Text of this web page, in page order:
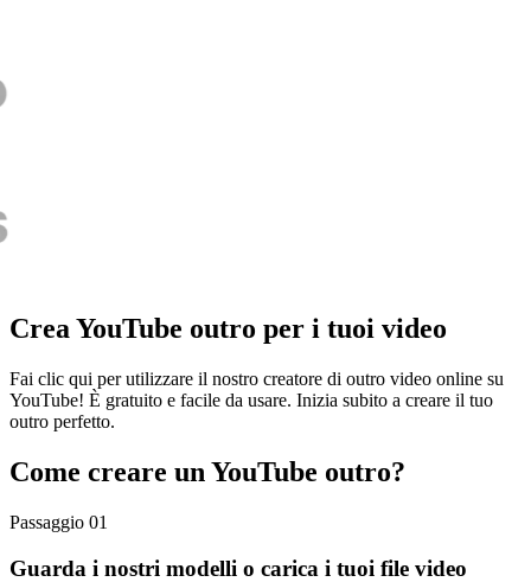
Crea YouTube outro per i tuoi video
Fai clic qui per utilizzare il nostro creatore di outro video online su
YouTube! È gratuito e facile da usare. Inizia subito a creare il tuo
outro perfetto.
Come creare un YouTube outro?
Passaggio 01
Guarda i nostri modelli o carica i tuoi file video